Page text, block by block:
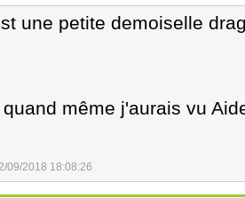
une petite demoiselle
même j'aurais vu
09/2018 18:08:26